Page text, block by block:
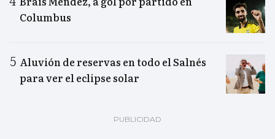
Columbus
Aluvión de reservas en todo el Salnés
para ver el eclipse solar